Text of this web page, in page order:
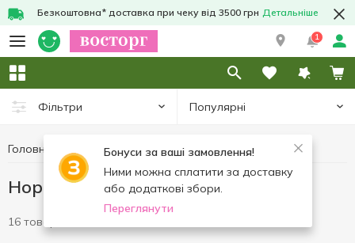
Безкоштовна* доставка при чеку від 3500 грн Детальніше
1
Фільтри Популярні
Бонуси за ваші замовлення!
Ними можна сплатити за доставку
або додаткові збори.
Переглянути
Головна Чипси та снеки Норі
Норі
16 товарів